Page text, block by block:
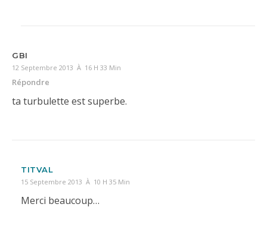
GBI
12 Septembre 2013 À 16 H 33 Min
Répondre
ta turbulette est superbe.
TITVAL
15 Septembre 2013 À 10 H 35 Min
Merci beaucoup…